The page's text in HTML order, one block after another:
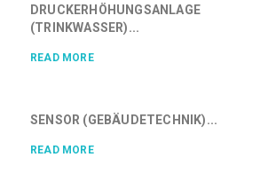
DRUCKERHÖHUNGSANLAGE
(TRINKWASSER)...
READ MORE
SENSOR (GEBÄUDETECHNIK)...
READ MORE